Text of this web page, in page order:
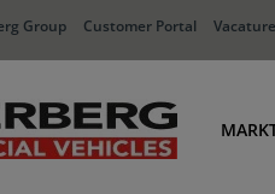
Group Customer Portal